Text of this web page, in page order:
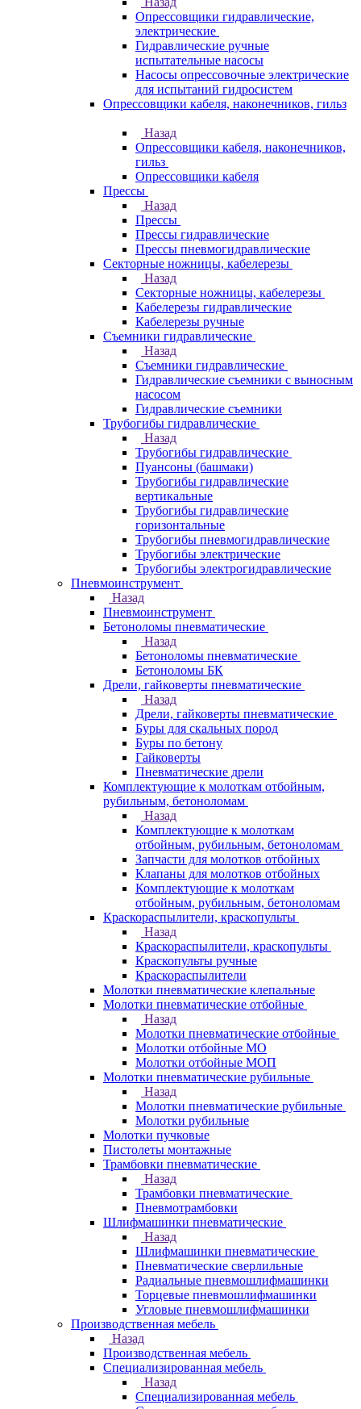
Опрессовщики гидравлические,
электрические
Гидравлические ручные
испытательные насосы
Насосы опрессовочные электрические
для испытаний гидросистем
Опрессовщики кабеля, наконечников, гильз
Назад
Опрессовщики кабеля, наконечников,
гильз
Опрессовщики кабеля
Прессы
Назад
Прессы
Прессы гидравлические
Прессы пневмогидравлические
Секторные ножницы, кабелерезы
Назад
Секторные ножницы, кабелерезы
Кабелерезы гидравлические
Кабелерезы ручные
Съемники гидравлические
Назад
Съемники гидравлические
Гидравлические cъемники с выносным
насосом
Гидравлические съемники
Трубогибы гидравлические
Назад
Трубогибы гидравлические
Пуансоны (башмаки)
Трубогибы гидравлические
вертикальные
Трубогибы гидравлические
горизонтальные
Трубогибы пневмогидравлические
Трубогибы электрические
Трубогибы электрогидравлические
Пневмоинструмент
Назад
Пневмоинструмент
Бетоноломы пневматические
Назад
Бетоноломы пневматические
Бетоноломы БК
Дрели, гайковерты пневматические
Назад
Дрели, гайковерты пневматические
Буры для скальных пород
Буры по бетону
Гайковерты
Пневматические дрели
Комплектующие к молоткам отбойным,
рубильным, бетоноломам
Назад
Комплектующие к молоткам
отбойным, рубильным, бетоноломам
Запчасти для молотков отбойных
Клапаны для молотков отбойных
Комплектующие к молоткам
отбойным, рубильным, бетоноломам
Краскораспылители, краскопульты
Назад
Краскораспылители, краскопульты
Краскопульты ручные
Краскораспылители
Молотки пневматические клепальные
Молотки пневматические отбойные
Назад
Молотки пневматические отбойные
Молотки отбойные МО
Молотки отбойные МОП
Молотки пневматические рубильные
Назад
Молотки пневматические рубильные
Молотки рубильные
Молотки пучковые
Пистолеты монтажные
Трамбовки пневматические
Назад
Трамбовки пневматические
Пневмотрамбовки
Шлифмашинки пневматические
Назад
Шлифмашинки пневматические
Пневматические сверлильные
Радиальные пневмошлифмашинки
Торцевые пневмошлифмашинки
Угловые пневмошлифмашинки
Производственная мебель
Назад
Производственная мебель
Cпециализированная мебель
Назад
Cпециализированная мебель